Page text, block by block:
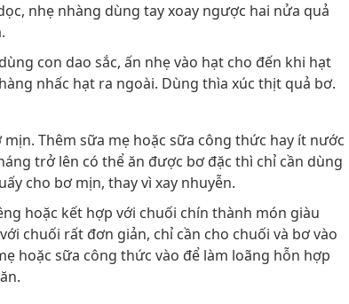
nhẹ nhàng dùng tay xoay ngược hai nửa quả
con dao sắc, ấn nhẹ vào hạt cho đến khi hạt
nhấc hạt ra ngoài. Dùng thìa xúc thịt quả bơ.
mịn. Thêm sữa mẹ hoặc sữa công thức hay ít nước
trở lên có thể ăn được bơ đặc thì chỉ cần dùng
cho bơ mịn, thay vì xay nhuyễn.
hoặc kết hợp với chuối chín thành món giàu
chuối rất đơn giản, chỉ cần cho chuối và bơ vào
hoặc sữa công thức vào để làm loãng hỗn hợp